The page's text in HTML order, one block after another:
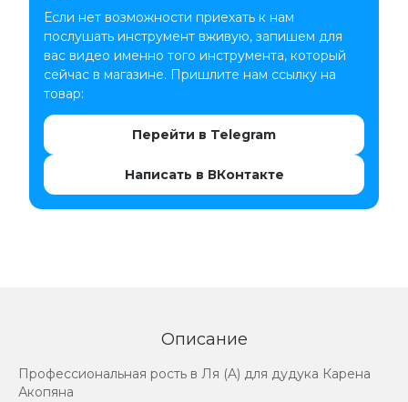
Если нет возможности приехать к нам
послушать инструмент вживую, запишем для
вас видео именно того инструмента, который
сейчас в магазине. Пришлите нам ссылку на
товар:
Перейти в Telegram
Написать в ВКонтакте
Описание
Профессиональная рость в Ля (A) для дудука Карена
Акопяна